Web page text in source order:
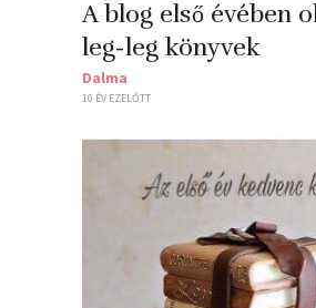
A blog első évében
leg-leg könyvek
Dalma
10 ÉV EZELŐTT